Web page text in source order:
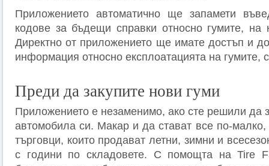
Приложението автоматично ще запамети
кодове за бъдещи справки относно гумите, на
Директно от приложението ще имате достъп и
информация относно експлоатацията на гумите,
Преди да закупите нови гуми
Приложението е незаменимо, ако сте решили да
автомобила си. Макар и да стават все по-
търговци, които продават летни, зимни и
с години по складовете. С помощта на Tire